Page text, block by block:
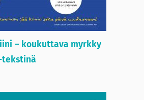
– koukuttava myrkky
tekstinä